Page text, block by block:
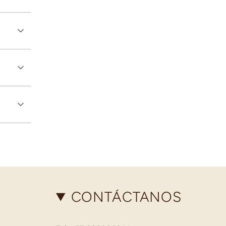
CONTÁCTANOS